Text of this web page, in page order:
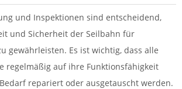
und Inspektionen sind entscheidend,
und Sicherheit der Seilbahn für
gewährleisten. Es ist wichtig, dass alle
regelmäßig auf ihre Funktionsfähigkeit
repariert oder ausgetauscht werden.